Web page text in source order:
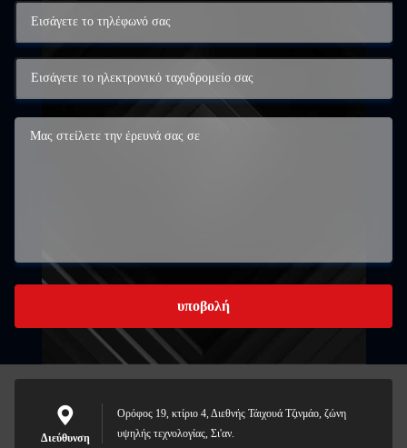
υποβολή
Διεύθυνση
Ορόφος 19, κτίριο 4, Διεθνής Τάιχουά Τζινμάο, ζώνη
υψηλής τεχνολογίας, Σι'αν.